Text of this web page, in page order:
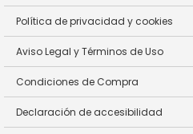
Política de privacidad y cookies
Aviso Legal y Términos de Uso
Condiciones de Compra
Declaración de accesibilidad